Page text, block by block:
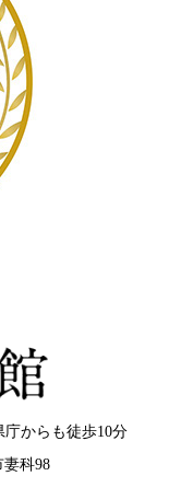
からも徒歩10分
科98